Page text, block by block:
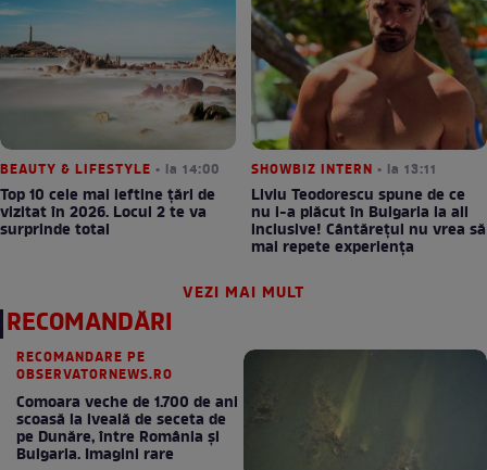
BEAUTY & LIFESTYLE • la 14:00
Top 10 cele mai ieftine țări de
vizitat în 2026. Locul 2 te va
surprinde total
SHOWBIZ INTERN • la 13:11
Liviu Teodorescu spune de ce
nu i-a plăcut în Bulgaria la all
inclusive! Cântărețul nu vrea să
mai repete experiența
VEZI MAI MULT
RECOMANDĂRI
RECOMANDARE PE
OBSERVATORNEWS.RO
Comoara veche de 1.700 de ani
scoasă la iveală de seceta de
pe Dunăre, între România şi
Bulgaria. Imagini rare